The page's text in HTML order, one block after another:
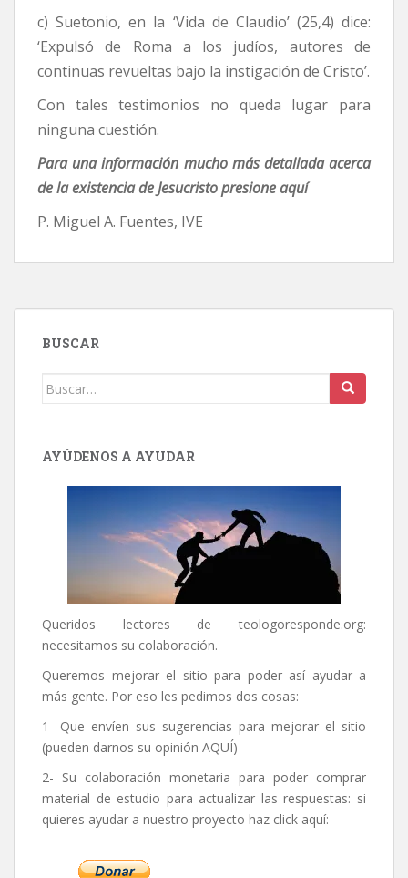
c) Suetonio, en la ‘Vida de Claudio’ (25,4) dice:
‘Expulsó de Roma a los judíos, autores de
continuas revueltas bajo la instigación de Cristo’.
Con tales testimonios no queda lugar para
ninguna cuestión.
Para una información mucho más detallada acerca
de la existencia de Jesucristo presione aquí
P. Miguel A. Fuentes, IVE
BUSCAR
Buscar:
AYÚDENOS A AYUDAR
Queridos lectores de teologoresponde.org:
necesitamos su colaboración.
Queremos mejorar el sitio para poder así ayudar a
más gente. Por eso les pedimos dos cosas:
1- Que envíen sus sugerencias para mejorar el sitio
(pueden darnos su opinión AQUÍ)
2- Su colaboración monetaria para poder comprar
material de estudio para actualizar las respuestas: si
quieres ayudar a nuestro proyecto haz click aquí: